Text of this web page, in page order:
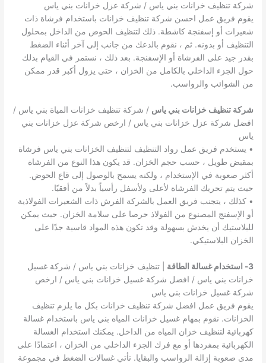
شركة تنظيف خزانات بني ياس / شركة عزل خزانات بني ياس
يقوم فريق عمل احسن شركة تنظيف خزانات باستخدام فرشاة ذات
شعيرات أو إسفنجة كاشطة. ذلك لتنظيف الحوض من الداخل بمحلول
التنظيف أو بدونه. ثم ، نقوم بالدعك من جانب إلى آخر أثناء الضغط
بقدر جيد على الفرشاة أو الإسفنجة. بعد ذلك ، نستمر في القيام بذلك
حول الجزء الداخلي بالكامل من الخزان ، حتى يزول أكبر قدر ممكن
من الشوائب والرواسب.
شركة تنظيف خزانات بني ياس / شركة تنظيف خزانات المياة بني ياس /
افضل شركة عزل خزانات بني ياس / ارخص شركة عزل خزانات بني
ياس
• يستخدم فريق عمل رواد التنظيف لتنظيف الخزانات بني ياس فرشاة
بمقبض طويل ، حسب حجم الخزان. قد يكون هذا النوع من الفرشاة
أكثر صعوبة في الإستخدام ، ولكنه يسمح بالوصول إلى قاع الحوض.
حيث يتم تحريك الفرشاة لأعلى ولأسفل رأسياً بدلاً من أفقيًا.
• كذلك ، يتجنب فريق العمل بالشركة الفرش ذات الشعيرات الفولاذية
أو الإسفنج المصنوع من الفولاذ حرصا على سلامة الخزان. حيث يمكن
للبلاستيك أن يخدش بسهولة وقد تكون هذه المواد قاسية جدًا على
الخزان البلاستيكي.
3- استخدام غسالة الطاقة
| تنظيف خزانات بني ياس / شركة غسيل
خزانات بني ياس / افضل شركة غسيل خزانات بني ياس / ارخص
شركة غسيل خزانات بني ياس
يقوم فريق عمل افضل شركة تنظيف خزانات بكل ما يلزم تنظيف
الخزانات. نقوم بمهام غسيل خزانات المياه بني ياس باستخدام غسالة
كهربائية لتنظيف خزان المياه من الداخل. يمكنك استخدام الغسالة
الكهربائية بمفردها أو مع فرك الجزء الداخلي من الخزان ، اعتمادًا على
مدى صعوبة إزالة الرواسب والبقايا. تأتي غسالات الضغط في مجموعة